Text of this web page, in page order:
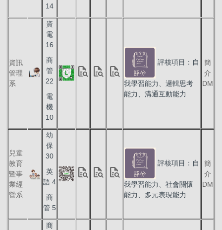
14
資訊
管理
系
資
電
16
商
管
22
電
機
10
quick_reference_all quick_reference_all quick_reference_all
評核項目：自
我學習能力、邏輯思考
能力、溝通互動能力
簡
介
DM
兒童
教育
暨事
業經
營系
幼
保
30
英
語 4
商
管 5
quick_reference_all quick_reference_all quick_reference_all
評核項目：自
我學習能力、社會關懷
能力、多元表現能力
簡
介
DM
商